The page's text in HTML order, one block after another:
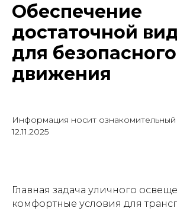
Обеспечение
достаточной
для безопасного
движения
Информация носит ознакомительный
12.11.2025
Главная задача уличного
комфортные условия для